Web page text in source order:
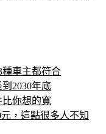
種車主都符合
2030年底
你想的寬
，這點很多人不知